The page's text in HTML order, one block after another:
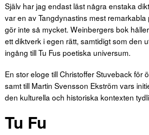
Själv har jag endast läst några enstaka
var en av Tangdynastins mest remarkabla
gör inte så mycket. Weinbergers bok
ett diktverk i egen rätt, samtidigt som den
ingång till Tu Fus poetiska universum.
En stor eloge till Christoffer Stuveback för
samt till Martin Svensson Ekström vars
den kulturella och historiska kontexten
Tu Fu